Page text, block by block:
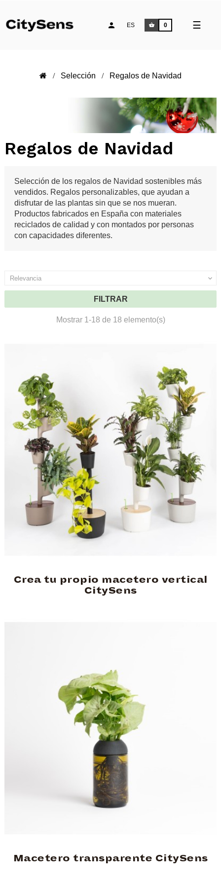
☰
ES 0
Selección Regalos de Navidad
Regalos de Navidad
Selección de los regalos de Navidad sostenibles más
vendidos. Regalos personalizables, que ayudan a
disfrutar de las plantas sin que se nos mueran.
Productos fabricados en España con materiales
reciclados de calidad y con montados por personas
con capacidades diferentes.
Relevancia 
FILTRAR
Mostrar 1-18 de 18 elemento(s)
Crea tu propio macetero vertical
CitySens
Macetero transparente CitySens